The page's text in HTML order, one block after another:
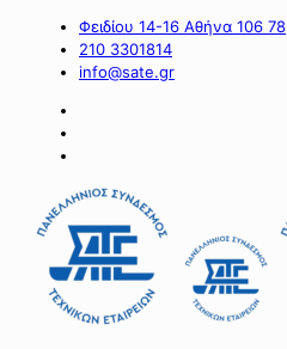
Φειδίου 14-16 Αθήνα 106 78
210 3301814
info@sate.gr